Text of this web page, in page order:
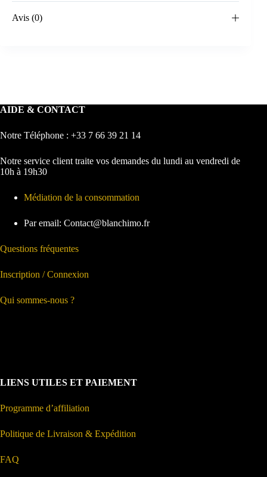
Avis (0)
AIDE & CONTACT
Notre Téléphone : +33 7 66 39 21 14
Notre service client traite vos demandes du lundi au vendredi de
10h à 19h30
Médiation de la consommation
Par email: Contact@blanchimo.fr
Questions fréquentes
Inscription / Connexion
Qui sommes-nous ?
LIENS UTILES ET PAIEMENT
Programme d’affiliation
Politique de Livraison & Expédition
FAQ